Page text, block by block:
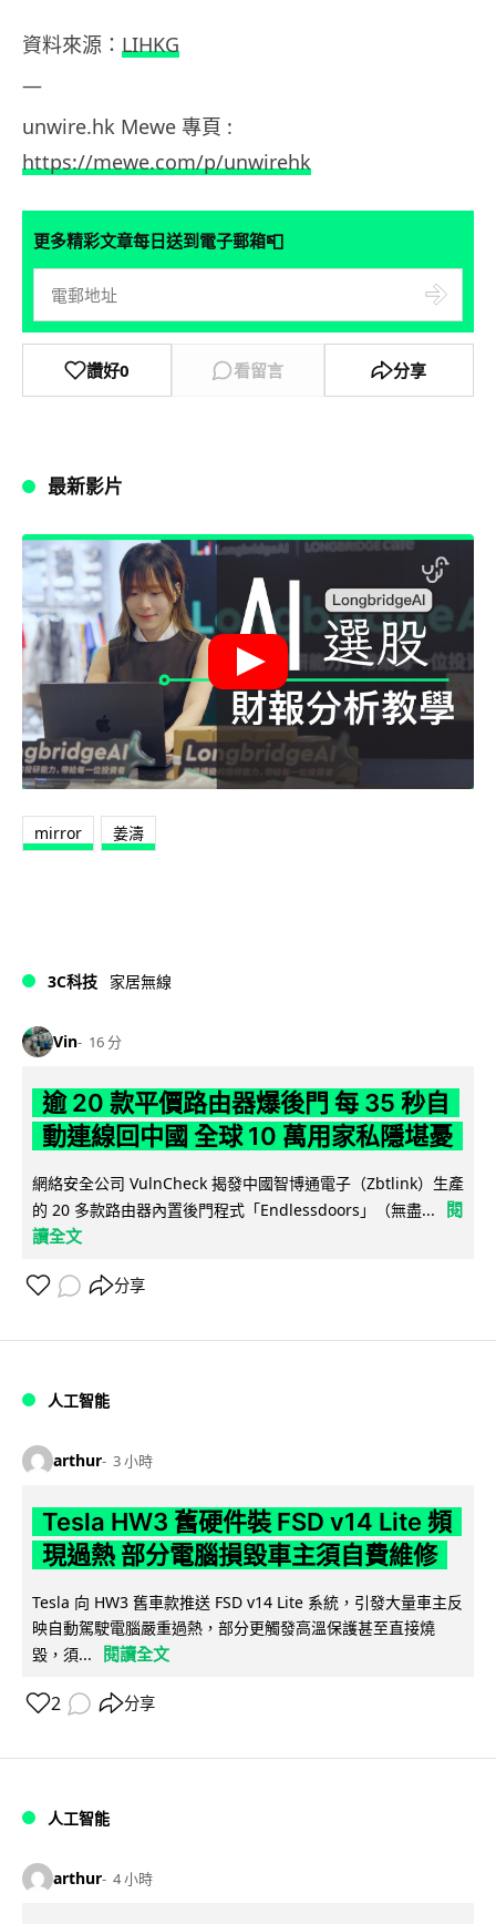
資料來源： LIHKG
—
unwire.hk Mewe 專頁 :
https://mewe.com/p/unwirehk
更多精彩文章每日送到電子郵箱📮
讚好0 看留言 分享
最新影片
mirror 姜濤
3C科技 家居無線
Vin 16 分
逾 20 款平價路由器爆後門 每 35 秒自
動連線回中國 全球 10 萬用家私隱堪憂
網絡安全公司 VulnCheck 揭發中國智博通電子（Zbtlink）生產
的 20 多款路由器內置後門程式「Endlessdoors」（無盡...
閱
讀全文
分享
人工智能
arthur 3 小時
Tesla HW3 舊硬件裝 FSD v14 Lite 頻
現過熱 部分電腦損毀車主須自費維修
Tesla 向 HW3 舊車款推送 FSD v14 Lite 系統，引發大量車主反
映自動駕駛電腦嚴重過熱，部分更觸發高溫保護甚至直接燒
毀，須...
閱讀全文
2 分享
人工智能
arthur 4 小時